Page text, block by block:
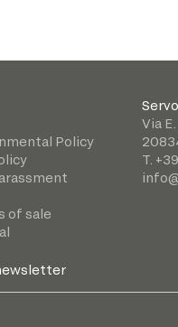
Policy
of sale
Via
T.